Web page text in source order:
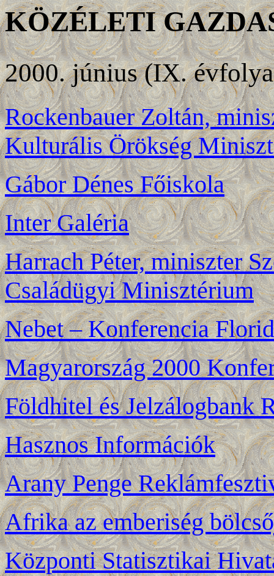
KÖZÉLETI
2000. június (IX.
Rockenbauer Zoltán,
Kulturális Örökség
Gábor Dénes Főiskola
Inter Galéria
Harrach Péter, miniszter
Családügyi Minisztérium
Nebet – Konferencia
Magyarország 2000
Földhitel és Jelzálogbank
Hasznos Információk
Arany Penge
Afrika az emberiség
Központi Statisztikai